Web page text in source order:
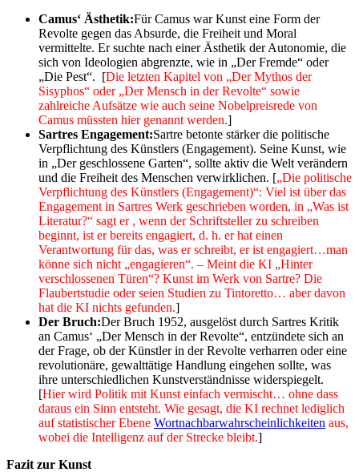
Camus‘ Ästhetik:Für Camus war Kunst eine Form der
Revolte gegen das Absurde, die Freiheit und Moral
vermittelte. Er suchte nach einer Ästhetik der Autonomie, die
sich von Ideologien abgrenzte, wie in „Der Fremde“ oder
„Die Pest“. [Die letzten Kapitel von „Der Mythos der
Sisyphos“ oder „Der Mensch in der Revolte“ sowie
zahlreiche Aufsätze wie auch seine Nobelpreisrede von
Camus müssten hier genannt werden.]
Sartres Engagement:Sartre betonte stärker die politische
Verpflichtung des Künstlers (Engagement). Seine Kunst, wie
in „Der geschlossene Garten“, sollte aktiv die Welt verändern
und die Freiheit des Menschen verwirklichen. [„Die politische
Verpflichtung des Künstlers (Engagement)“: Viel ist über das
Engagement in Sartres Werk geschrieben worden, in „Was ist
Literatur?“ sagt er , wenn der Schriftsteller zu schreiben
beginnt, ist er bereits engagiert, d. h. er hat einen
Verantwortung für das, was er schreibt, er ist engagiert…man
könne sich nicht „engagieren“. – Meint die KI „Hinter
verschlossenen Türen“? Kunst im Werk von Sartre? Die
Flaubertstudie oder seien Studien zu Tintoretto… aber davon
hat die KI nichts gefunden.]
Der Bruch:Der Bruch 1952, ausgelöst durch Sartres Kritik
an Camus‘ „Der Mensch in der Revolte“, entzündete sich an
der Frage, ob der Künstler in der Revolte verharren oder eine
revolutionäre, gewalttätige Handlung eingehen sollte, was
ihre unterschiedlichen Kunstverständnisse widerspiegelt.
[Hier wird Politik mit Kunst einfach vermischt… ohne dass
daraus ein Sinn entsteht. Wie gesagt, die KI rechnet lediglich
auf statistischer Ebene Wortnachbarwahrscheinlichkeiten aus,
wobei die Intelligenz auf der Strecke bleibt.]
Fazit zur Kunst